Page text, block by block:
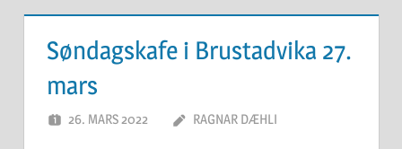
Søndagskafe i Brustadvika 27.
mars
26. MARS 2022 RAGNAR DÆHLI